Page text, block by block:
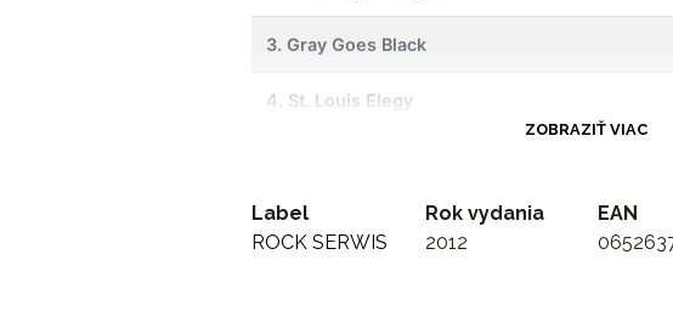
3. Gray Goes Black
4. St. Louis Elegy
6. Ode To Sad Disco
ZOBRAZIŤ VIAC
Label
ROCK SERWIS
Rok vydania
2012
EAN